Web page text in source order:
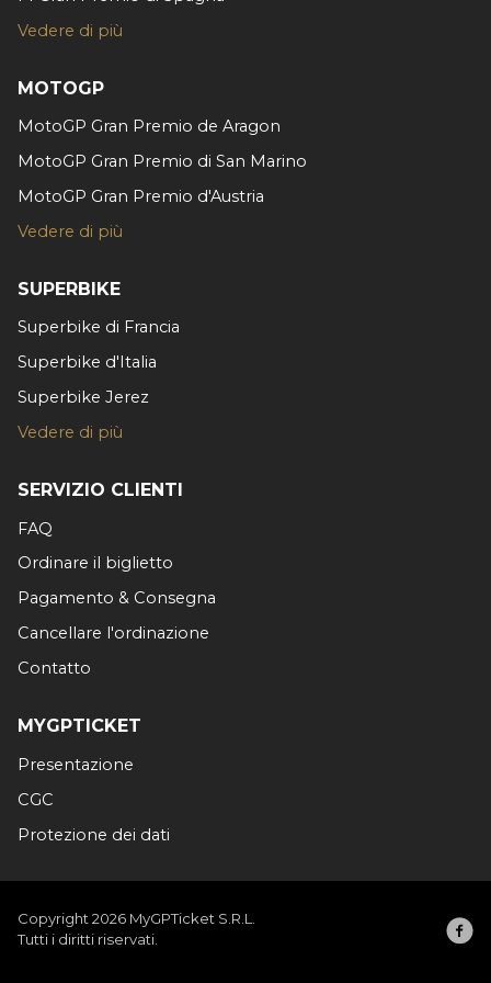
annunci, per fornire funzionalità dei social media e per
informazioni sul modo in cui utilizzi il nostro sito con i
nostri partner che si occupano di analisi dei dati web,
con altre informazioni che hai fornito loro o che hanno
raccolto dal tuo utilizzo dei loro servizi.
Vedere di più
MOTOGP
MotoGP Gran Premio de Aragon
MotoGP Gran Premio di San Marino
MotoGP Gran Premio d'Austria
Vedere di più
SUPERBIKE
Superbike di Francia
Superbike d'Italia
Superbike Jerez
Vedere di più
SERVIZIO CLIENTI
FAQ
Ordinare il biglietto
Pagamento & Consegna
Cancellare l'ordinazione
Contatto
MYGPTICKET
Presentazione
CGC
Protezione dei dati
Copyright 2026 MyGPTicket S.R.L.
Tutti i diritti riservati.